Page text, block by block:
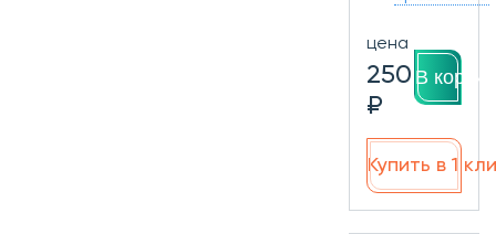
цена
250
₽
В
Купить в 1